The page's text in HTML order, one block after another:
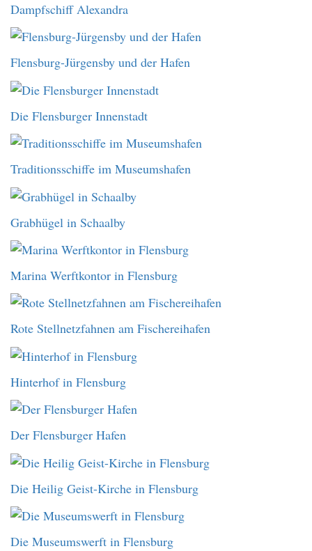
Dampfschiff Alexandra
Flensburg-Jürgensby und der Hafen
Die Flensburger Innenstadt
Traditionsschiffe im Museumshafen
Grabhügel in Schaalby
Marina Werftkontor in Flensburg
Rote Stellnetzfahnen am Fischereihafen
Hinterhof in Flensburg
Der Flensburger Hafen
Die Heilig Geist-Kirche in Flensburg
Die Museumswerft in Flensburg